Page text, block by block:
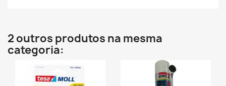
2 outros produtos na mesma
categoria: